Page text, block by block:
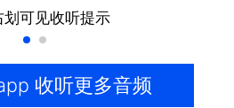
划可见收听提示
收听更多音频